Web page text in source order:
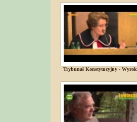
Trybunał Konstytucyjny - Wyrok